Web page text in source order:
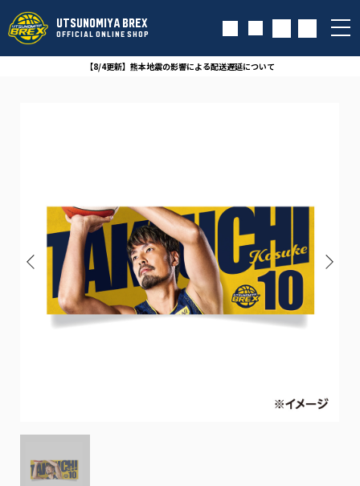
UTSUNOMIYA BREX
OFFICIAL ONLINE SHOP
【8/4更新】熊本地震の影響による配送遅延について